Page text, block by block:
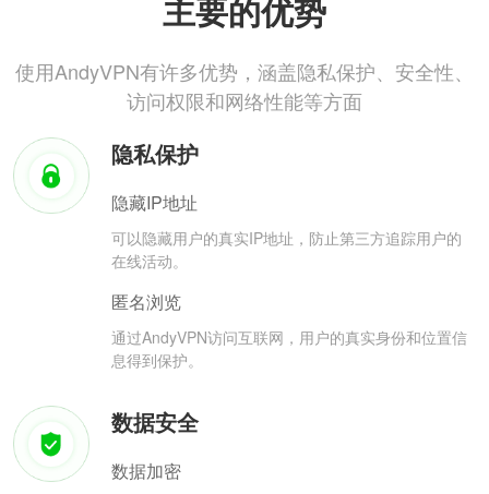
主要的优势
使用AndyVPN有许多优势，涵盖隐私保护、安全性、
访问权限和网络性能等方面
隐私保护
隐藏IP地址
可以隐藏用户的真实IP地址，防止第三方追踪用户的
在线活动。
匿名浏览
通过AndyVPN访问互联网，用户的真实身份和位置信
息得到保护。
数据安全
数据加密